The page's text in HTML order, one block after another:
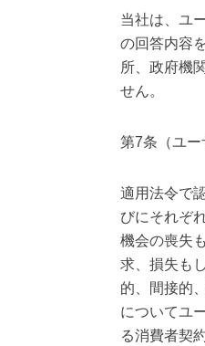
当社は、ユ
の回答内容
所、政府機
せん。
第7条（ユー
適用法令で
びにそれぞ
機会の喪失
求、損失も
的、間接的
についてユ
る消費者契